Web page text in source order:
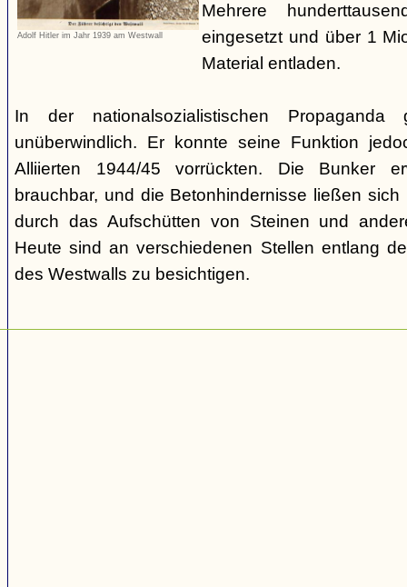
Adolf Hitler im Jahr 1939 am Westwall
Mehrere
eingesetzt und über 1
Material entladen.
In der nationalsozialistischen
unüberwindlich. Er konnte seine Funktion
Alliierten 1944/45 vorrückten. Die Bunker
brauchbar, und die Betonhindernisse ließen
durch das Aufschütten von Steinen und
Heute sind an verschiedenen Stellen entlang
des Westwalls zu besichtigen.